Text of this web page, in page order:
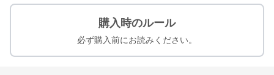
購入時のルール
必ず購入前にお読みください。